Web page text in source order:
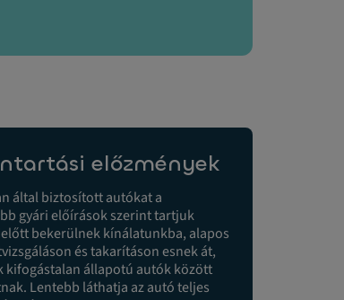
előzmények
által biztosított autókat a
gyári előírások szerint tartjuk
bekerülnek kínálatunkba, alapos
és takarításon esnek át,
kifogástalan állapotú autók között
Lentebb láthatja az autó teljes